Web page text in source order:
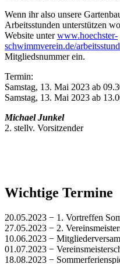
Wenn ihr also unsere
Arbeitsstunden unterstützen
Website unterwww.hoechster-
schwimmverein.de/
Mitgliedsnummer ein.
Termin:
Samstag, 13. Mai 2023 ab
Samstag, 13. Mai 2023 ab
Michael Junkel
2. stellv. Vorsitzender
Wichtige Termine
20.05.2023 − 1. Vortreffen
27.05.2023 − 2.
10.06.2023 −
01.07.2023 −
18.08.2023 −